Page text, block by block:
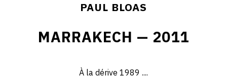
PAUL BLOAS
MARRAKECH — 2011
À la dérive 1989 ....